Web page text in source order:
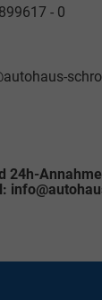
- 0
24h-